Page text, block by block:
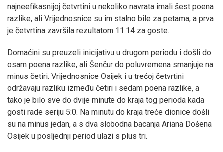
najneefikasnijoj četvrtini u nekoliko navrata imali šest poena
razlike, ali Vrijednosnice su im stalno bile za petama, a prva
je četvrtina završila rezultatom 11:14 za goste.
Domaćini su preuzeli inicijativu u drugom periodu i došli do
osam poena razlike, ali Šenčur do poluvremena smanjuje na
minus četiri. Vrijednosnice Osijek i u trećoj četvrtini
održavaju razliku između četiri i sedam poena razlike, a
tako je bilo sve do dvije minute do kraja tog perioda kada
gosti rade seriju 5:0. Na minutu do kraja treće dionice došli
su na minus jedan, a s dva slobodna bacanja Ariana Došena
Osijek u posljednji period ulazi s plus tri.